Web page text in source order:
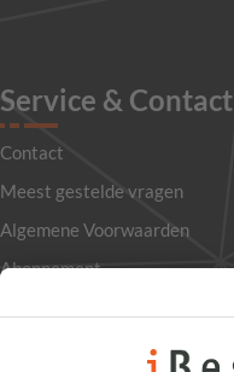
Service & Contact
Contact
Meest gestelde vragen
Algemene Voorwaarden
Abonnement